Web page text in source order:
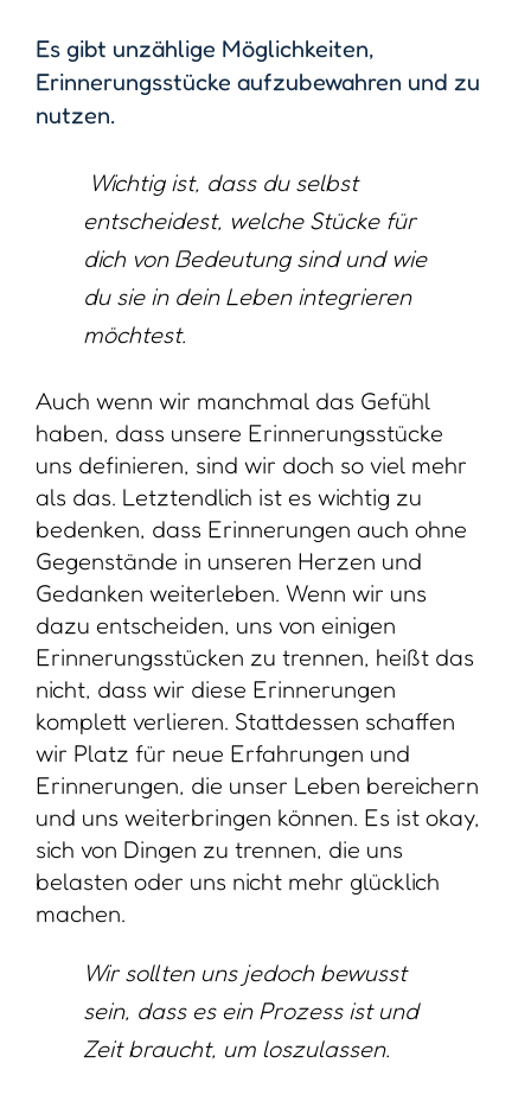
Es gibt unzählige Möglichkeiten,
Erinnerungsstücke aufzubewahren und zu
nutzen.
Wichtig ist, dass du selbst
entscheidest, welche Stücke für
dich von Bedeutung sind und wie
du sie in dein Leben integrieren
möchtest.
Auch wenn wir manchmal das Gefühl
haben, dass unsere Erinnerungsstücke
uns definieren, sind wir doch so viel mehr
als das. Letztendlich ist es wichtig zu
bedenken, dass Erinnerungen auch ohne
Gegenstände in unseren Herzen und
Gedanken weiterleben. Wenn wir uns
dazu entscheiden, uns von einigen
Erinnerungsstücken zu trennen, heißt das
nicht, dass wir diese Erinnerungen
komplett verlieren. Stattdessen schaffen
wir Platz für neue Erfahrungen und
Erinnerungen, die unser Leben bereichern
und uns weiterbringen können. Es ist okay,
sich von Dingen zu trennen, die uns
belasten oder uns nicht mehr glücklich
machen.
Wir sollten uns jedoch bewusst
sein, dass es ein Prozess ist und
Zeit braucht, um loszulassen.